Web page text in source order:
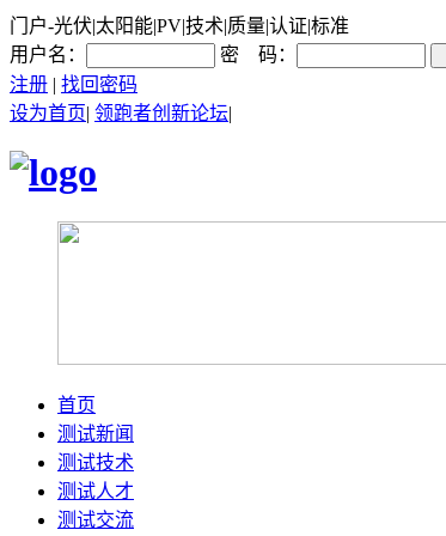
门户-光伏|太阳能|PV|技术|质量|认证|标准
用户名：
密 码：
注册 | 找回密码
设为首页| 领跑者创新论坛|
首页
测试新闻
测试技术
测试人才
测试交流